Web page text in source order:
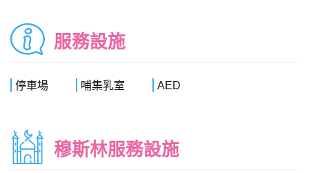
服務設施
停車場 哺集乳室 AED
穆斯林服務設施